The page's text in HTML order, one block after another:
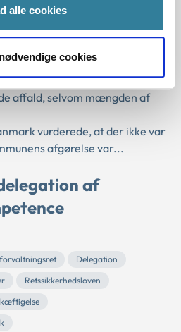
alle cookies
cookies
for farligt affald.
CVR-registrerede og aktive
affald, selvom mængden af
vurderede, at der ikke var
afgørelse var...
af
Delegation
Retssikkerhedsloven